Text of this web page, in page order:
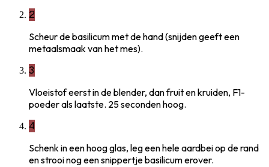
2
Scheur de basilicum met de hand (snijden geeft een
metaalsmaak van het mes).
3
Vloeistof eerst in de blender, dan fruit en kruiden, F1-
poeder als laatste. 25 seconden hoog.
4
Schenk in een hoog glas, leg een hele aardbei op de rand
en strooi nog een snippertje basilicum erover.